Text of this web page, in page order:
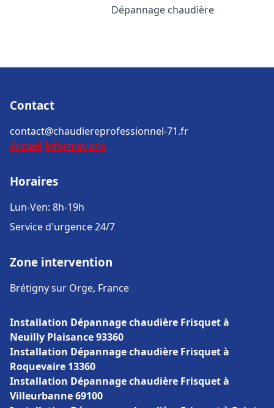
Dépannage chaudière
Contact
contact@chaudiereprofessionnel-71.fr
Accueil Informations
Horaires
Lun-Ven: 8h-19h
Service d'urgence 24/7
Zone intervention
Brétigny sur Orge, France
Installation Dépannage chaudière Frisquet à
Neuilly Plaisance 93360
Installation Dépannage chaudière Frisquet à
Roquevaire 13360
Installation Dépannage chaudière Frisquet à
Villeurbanne 69100